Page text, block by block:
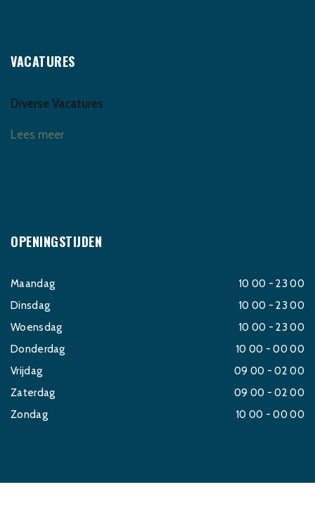
VACATURES
Diverse Vacatures
Lees meer
OPENINGSTIJDEN
Maandag
10 00 - 23 00
Dinsdag
10 00 - 23 00
Woensdag
10 00 - 23 00
Donderdag
10 00 - 00 00
Vrijdag
09 00 - 02 00
Zaterdag
09 00 - 02 00
Zondag
10 00 - 00 00